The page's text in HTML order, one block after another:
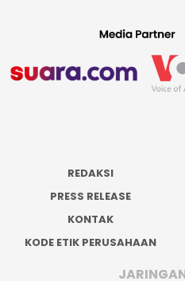
REDAKSI
PRESS RELEASE
KONTAK
KODE ETIK PERUSAHAAN